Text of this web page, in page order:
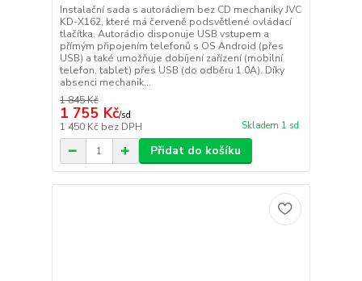
Instalační sada s autorádiem bez CD mechaniky JVC
KD-X162, které má červeně podsvětlené ovládací
tlačítka. Autorádio disponuje USB vstupem a
přímým připojením telefonů s OS Android (přes
USB) a také umožňuje dobíjení zařízení (mobilní
telefon, tablet) přes USB (do odběru 1.0A). Díky
absenci mechanik...
1 845 Kč
1 755 Kč/sd
1 450 Kč bez DPH Skladem 1 sd
Přidat do košíku